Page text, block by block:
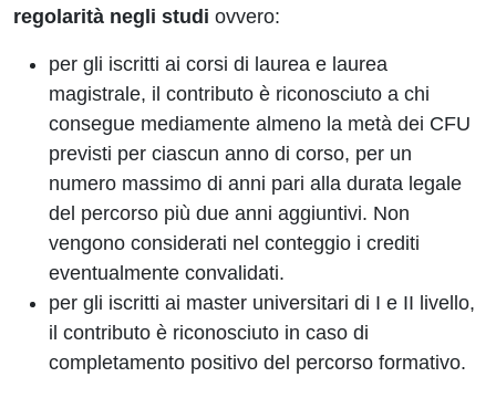
regolarità negli studi ovvero:
per gli iscritti ai corsi di laurea e laurea
magistrale, il contributo è riconosciuto a chi
consegue mediamente almeno la metà dei CFU
previsti per ciascun anno di corso, per un
numero massimo di anni pari alla durata legale
del percorso più due anni aggiuntivi. Non
vengono considerati nel conteggio i crediti
eventualmente convalidati.
per gli iscritti ai master universitari di I e II livello,
il contributo è riconosciuto in caso di
completamento positivo del percorso formativo.